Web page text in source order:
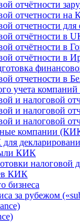
отчётности
отчетности на
отчетности
отчётности в
отчётности в
отчётности в
отчетности в
учета
и налоговой
и налоговой
и налоговой
компании
КИК
КИК
бизнеса
за рубежом